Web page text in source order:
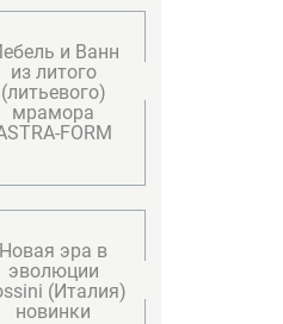
и Ванн
из литого
(литьевого)
мрамора
FORM
Новая эра в
эволюции
(Италия)
новинки